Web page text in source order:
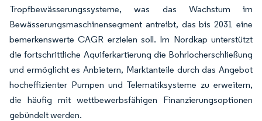
Tropfbewässerungssysteme, was das Wachstum im
Bewässerungsmaschinensegment antreibt, das bis 2031 eine
bemerkenswerte CAGR erzielen soll. Im Nordkap unterstützt
die fortschrittliche Aquiferkartierung die Bohrlocherschließung
und ermöglicht es Anbietern, Marktanteile durch das Angebot
hocheffizienter Pumpen und Telematiksysteme zu erweitern,
die häufig mit wettbewerbsfähigen Finanzierungsoptionen
gebündelt werden.